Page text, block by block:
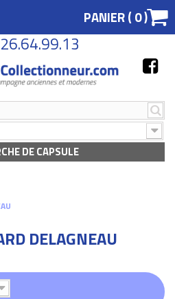
PANIER (0)
DE CAPSULE
DELAGNEAU